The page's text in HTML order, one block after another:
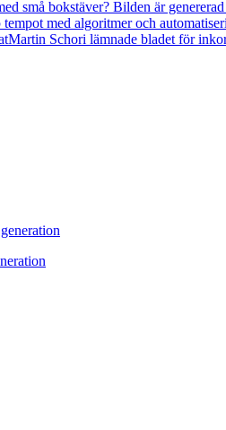
tempot med algoritmer och
Martin Schori lämnade bladet för